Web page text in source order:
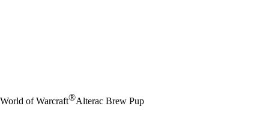
World of Warcraft®Alterac Brew Pup